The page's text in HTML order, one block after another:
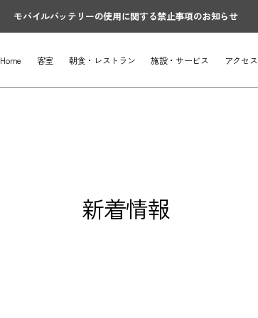
モバイルバッテリーの使用に関する禁止事項のお知らせ
Home 客室 朝食・レストラン 施設・サービス アクセス
新着情報